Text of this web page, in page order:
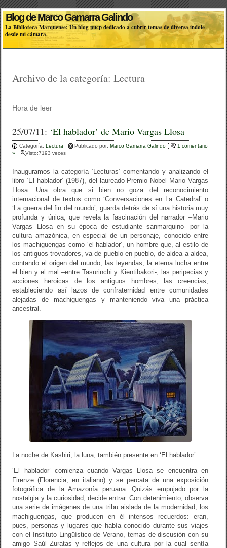
Blog de Marco Gamarra Galindo
La Biblioteca Marquense: Un blog pucp dedicado a cubrir temas de diversa índole
desde mi cámara.
Archivo de la categoría:Lectura
Hora de leer
25/07/11: ‘El hablador’ de Mario Vargas Llosa
Categoría:Lectura Publicado por:Marco Gamarra Galindo
1 comentario
»
Visto:7193 veces
Inauguramos la categoría ‘Lecturas’ comentando y analizando el
libro ‘El hablador’ (1987), del laureado Premio Nobel Mario Vargas
Llosa. Una obra que si bien no goza del reconocimiento
internacional de textos como ‘Conversaciones en La Catedral’ o
‘La guerra del fin del mundo’, guarda detrás de sí una historia muy
profunda y única, que revela la fascinación del narrador –Mario
Vargas Llosa en su época de estudiante sanmarquino- por la
cultura amazónica, en especial de un personaje, conocido entre
los machiguengas como ‘el hablador’, un hombre que, al estilo de
los antiguos trovadores, va de pueblo en pueblo, de aldea a aldea,
contando el origen del mundo, las leyendas, la eterna lucha entre
el bien y el mal –entre Tasurinchi y Kientibakori-, las peripecias y
acciones heroicas de los antiguos hombres, las creencias,
estableciendo así lazos de confraternidad entre comunidades
alejadas de machiguengas y manteniendo viva una práctica
ancestral.
La noche de Kashiri, la luna, también presente en ‘El hablador’.
‘El hablador’ comienza cuando Vargas Llosa se encuentra en
Firenze (Florencia, en italiano) y se percata de una exposición
fotográfica de la Amazonía peruana. Quizás empujado por la
nostalgia y la curiosidad, decide entrar. Con detenimiento, observa
una serie de imágenes de una tribu aislada de la modernidad, los
machiguengas, que producen en él intensos recuerdos: eran,
pues, personas y lugares que había conocido durante sus viajes
con el Instituto Lingüístico de Verano, temas de discusión con su
amigo Saúl Zuratas y reflejos de una cultura por la cual sentía